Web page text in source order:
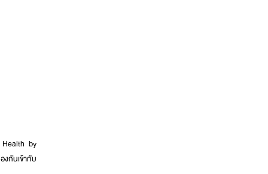
Health by
กันเข้ากับ